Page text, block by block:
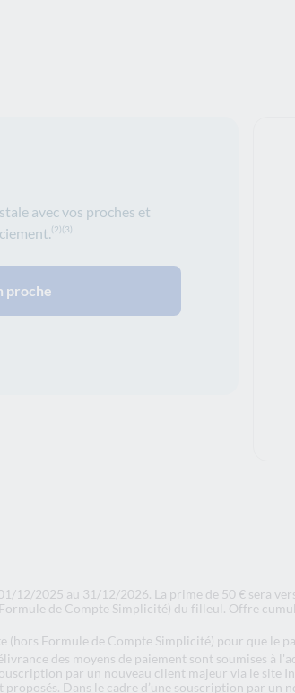
avec vos proches et
(2)(3)
proche
12/2025 au 31/12/2026. La prime de 50 € sera
de Compte Simplicité) du filleul. Offre
(hors Formule de Compte Simplicité) pour que le
des moyens de paiement sont soumises à
par un nouveau client majeur via le site
Dans le cadre d’une souscription par